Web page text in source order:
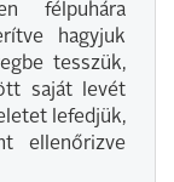
félpuhára
hagyjuk
tesszük,
saját levét
lefedjük,
ellenőrizve